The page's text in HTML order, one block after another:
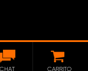
CHAT CARRITO